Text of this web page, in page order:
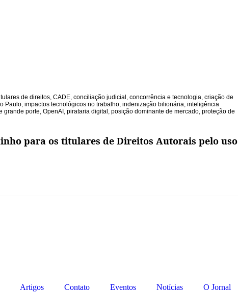
de direitos, CADE, conciliação judicial , concorrência e tecnologia, criação de
Paulo, impactos tecnológicos no trabalho, indenização bilionária, inteligência
grande porte, OpenAI , pirataria digital , posição dominante de mercado, proteção de
para os titulares de Direitos Autorais pelo uso
Artigos Contato Eventos Notícias O Jornal